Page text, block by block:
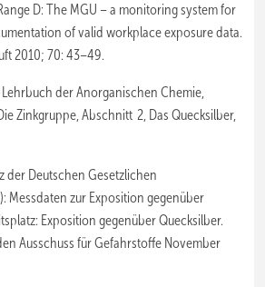
D: The MGU – a monitoring system for
of valid workplace exposure data.
2010; 70: 43–49.
Lehrbuch der Anorganischen Chemie,
Zinkgruppe, Abschnitt 2, Das Quecksilber,
der Deutschen Gesetzlichen
Messdaten zur Exposition gegenüber
Exposition gegenüber Quecksilber.
Ausschuss für Gefahrstoffe November